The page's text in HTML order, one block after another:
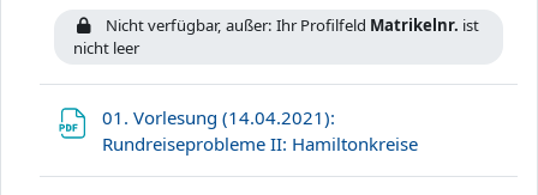
Nicht verfügbar, außer: Ihr Profilfeld Matrikelnr. ist
nicht leer
01. Vorlesung (14.04.2021):
Rundreiseprobleme II: Hamiltonkreise